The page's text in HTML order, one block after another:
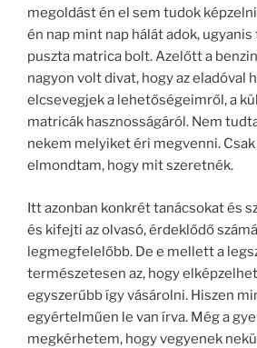
megoldást én el sem tudok
én nap mint nap hálát adok,
puszta matrica bolt. Azelőtt a
nagyon volt divat, hogy az eladóval
elcsevegjek a lehetőségeimről, a
matricák hasznosságáról. Nem
nekem melyiket éri megvenni.
elmondtam, hogy mit szeretnék.
Itt azonban konkrét tanácsokat és
és kifejti az olvasó, érdeklődő
legmegfelelőbb. De e mellett a
természetesen az, hogy
egyszerűbb így vásárolni. Hiszen
egyértelműen le van írva. Még a
megkérhetem, hogy vegyenek